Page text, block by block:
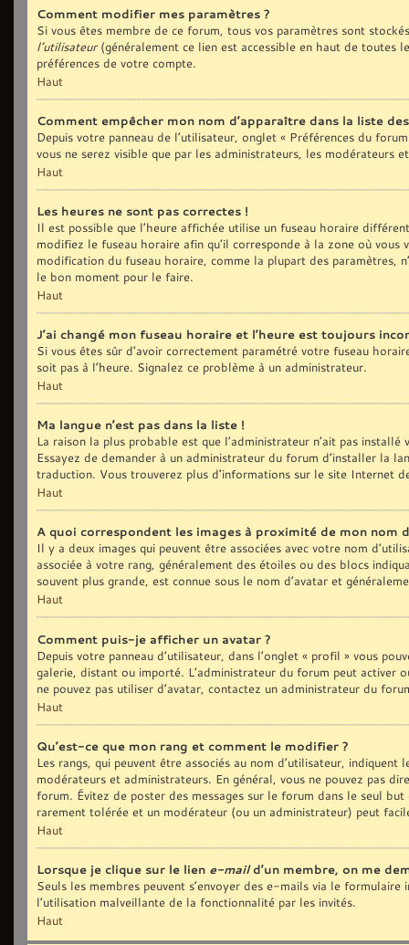
Comment modifier mes paramètres ?
Si vous êtes membre de ce forum, tous vos paramètres sont
l’utilisateur(généralement ce lien est accessible en haut de toutes
préférences de votre compte.
Haut
Comment empêcher mon nom d’apparaître dans la liste
Depuis votre panneau de l’utilisateur, onglet « Préférences du
vous ne serez visible que par les administrateurs, les modérateurs
Haut
Les heures ne sont pas correctes !
Il est possible que l’heure affichée utilise un fuseau horaire
modifiez le fuseau horaire afin qu’il corresponde à la zone où
modification du fuseau horaire, comme la plupart des paramètres,
le bon moment pour le faire.
Haut
J’ai changé mon fuseau horaire et l’heure est toujours
Si vous êtes sûr d’avoir correctement paramétré votre fuseau
soit pas à l’heure. Signalez ce problème à un administrateur.
Haut
Ma langue n’est pas dans la liste !
La raison la plus probable est que l’administrateur n’ait pas
Essayez de demander à un administrateur du forum d’installer la
traduction. Vous trouverez plus d’informations sur le site Internet
Haut
A quoi correspondent les images à proximité de mon nom
Il y a deux images qui peuvent être associées avec votre nom
associée à votre rang, généralement des étoiles ou des blocs
souvent plus grande, est connue sous le nom d’avatar et
Haut
Comment puis-je afficher un avatar ?
Depuis votre panneau d’utilisateur, dans l’onglet « profil » vous
galerie, distant ou importé. L’administrateur du forum peut activer
ne pouvez pas utiliser d’avatar, contactez un administrateur du
Haut
Qu’est-ce que mon rang et comment le modifier ?
Les rangs, qui peuvent être associés au nom d’utilisateur,
modérateurs et administrateurs. En général, vous ne pouvez pas
forum. Évitez de poster des messages sur le forum dans le seul
rarement tolérée et un modérateur (ou un administrateur) peut
Haut
Lorsque je clique sur le lien e-maild’un membre, on me
Seuls les membres peuvent s’envoyer des e-mails via le
l’utilisation malveillante de la fonctionnalité par les invités.
Haut